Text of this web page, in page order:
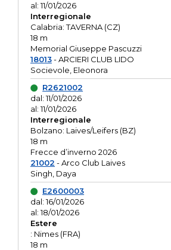
al: 11/01/2026
Interregionale
Calabria: TAVERNA (CZ)
18 m
Memorial Giuseppe Pascuzzi
18013- ARCIERI CLUB LIDO
Socievole, Eleonora
R2621002
dal: 11/01/2026
al: 11/01/2026
Interregionale
Bolzano: Laives/Leifers (BZ)
18 m
Frecce d’inverno 2026
21002 - Arco Club Laives
Singh, Daya
E2600003
dal: 16/01/2026
al: 18/01/2026
Estere
: Nimes (FRA)
18 m